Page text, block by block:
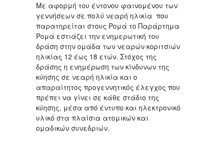
Με αφορμή του έντονου φαινομένου των
γεννήσεων σε πολύ νεαρή ηλικία που
παρατηρείται στους Ρομά το Παράρτημα
Ρομά εστιάζει την ενημερωτική του
δράση στην ομάδα των νεαρών κοριτσιών
ηλικίας 12 έως 18 ετών. Στόχος της
δράσης η ενημέρωση των κίνδυνων της
κύησης σε νεαρή ηλικία και ο
απαραίτητος προγεννητικός έλεγχος που
πρέπει να γίνει σε κάθε στάδιο της
κύησης, μέσα από έντυπο και ηλεκτρονικό
υλικό στα πλαίσια ατομικών και
ομαδικών συνεδριών.